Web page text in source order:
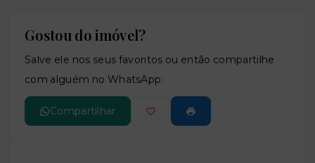
Gostou do imóvel?
Salve ele nos seus favoritos ou então compartilhe
com alguém no WhatsApp:
Compartilhar